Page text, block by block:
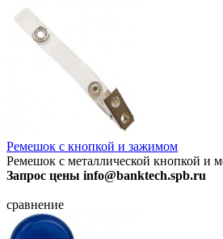
Ремешок с кнопкой и зажимом
Ремешок с металлической кнопкой и
Запрос цены info@banktech.spb.ru
сравнение